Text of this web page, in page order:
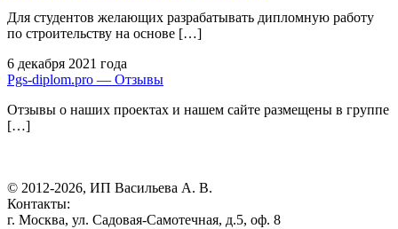
Для студентов желающих разрабатывать дипломную работу
по строительству на основе […]
6 декабря 2021 года
Pgs-diplom.pro — Отзывы
Отзывы о наших проектах и нашем сайте размещены в группе
[…]
© 2012-2026, ИП Васильева А. В.
Контакты:
г. Москва, ул. Садовая-Самотечная, д.5, оф. 8